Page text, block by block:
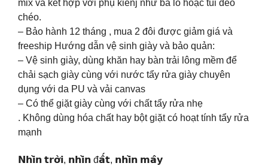
mix và kết hợp với phụ kienj như ba lô hoặc túi đeo
chéo.
– Bảo hành 12 tháng , mua 2 đôi được giảm giá và
freeship Hướng dẫn vệ sinh giày và bảo quản:
– Vệ sinh giày, dùng khăn hay bàn trải lông mềm để
chải sạch giày cùng với nước tẩy rửa giày chuyên
dụng với da PU và vải canvas
– Có thể giặt giày cùng với chất tẩy rửa nhẹ
. Không dùng hóa chất hay bột giặt có hoạt tính tẩy rửa
mạnh
𝗡𝗵𝗶̀𝗻 𝘁𝗿𝗼̛̀𝗶, 𝗻𝗵𝗶̀𝗻 đ𝗮̂́𝘁, 𝗻𝗵𝗶̀𝗻 𝗺𝗮̂𝘆